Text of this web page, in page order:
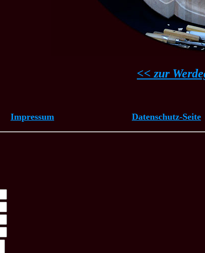
<< zur
Impressum Datenschutz-Seite